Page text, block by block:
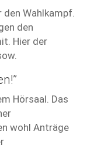
Wahlkampf.
den
Hier der
Hörsaal. Das
wohl Anträge